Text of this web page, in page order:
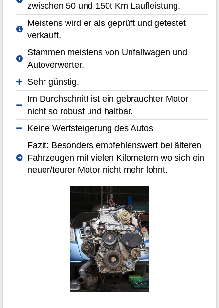
zwischen 50 und 150t Km Laufleistung.
Meistens wird er als geprüft und getestet
verkauft.
Stammen meistens von Unfallwagen und
Autoverwerter.
Sehr günstig.
Im Durchschnitt ist ein gebrauchter Motor
nicht so robust und haltbar.
Keine Wertsteigerung des Autos
Fazit: Besonders empfehlenswert bei älteren
Fahrzeugen mit vielen Kilometern wo sich ein
neuer/teurer Motor nicht mehr lohnt.